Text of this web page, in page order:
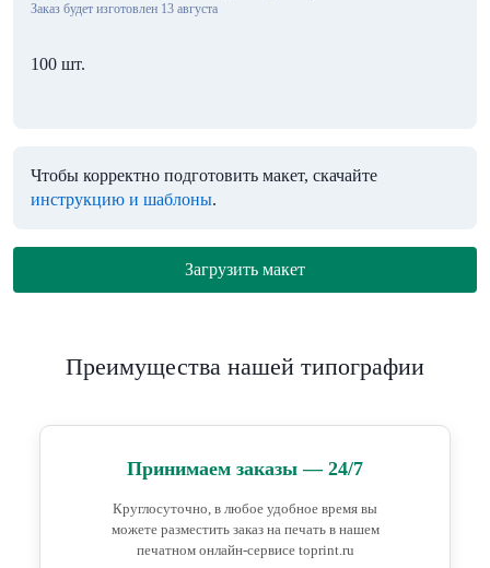
Заказ будет изготовлен 13 августа
100 шт.
Чтобы корректно подготовить макет, скачайте
инструкцию и шаблоны.
Загрузить макет
Преимущества нашей типографии
Принимаем заказы — 24/7
Круглосуточно, в любое удобное время вы
можете разместить заказ на печать в нашем
печатном онлайн-сервисе toprint.ru